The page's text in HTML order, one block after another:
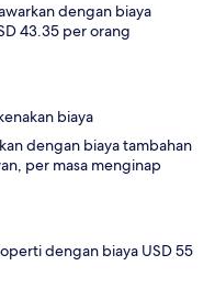
dengan biaya
43.35 per orang
biaya
dengan biaya tambahan
per masa menginap
dengan biaya USD 55